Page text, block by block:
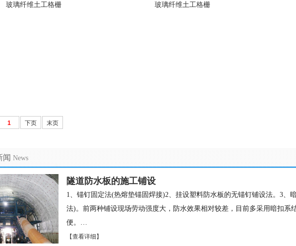
玻璃纤维土工格栅 玻璃纤维土工格栅
1 下页 末页
闻 News
隧道防水板的施工铺设
1、锚钉固定法(热熔垫锚固焊接)2、挂设塑料防水板的无锚钉铺设法。3、
法)。前两种铺设现场劳动强度大，防水效果相对较差，目前多采用暗扣系
便。…
【查看详细】